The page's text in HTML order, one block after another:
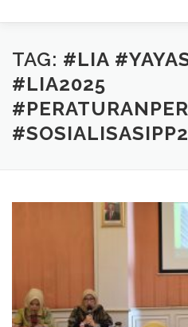
BERANDA TENTANG
GALLERY BERITA
TAG: #LIA
#LIA2025